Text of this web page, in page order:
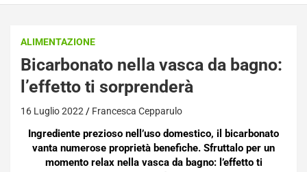
ALIMENTAZIONE
Bicarbonato nella vasca da bagno:
l’effetto ti sorprenderà
16 Luglio 2022 Francesca Cepparulo
Ingrediente prezioso nell’uso domestico, il bicarbonato
vanta numerose proprietà benefiche. Sfruttalo per un
momento relax nella vasca da bagno: l’effetto ti